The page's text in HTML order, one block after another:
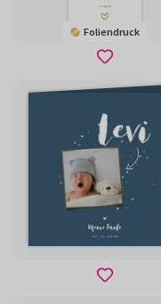
Foliendruck